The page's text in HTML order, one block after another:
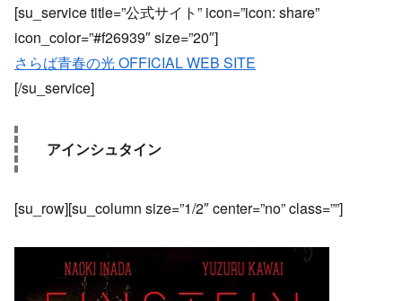
[su_service title=”公式サイト” icon=”icon: share”
icon_color=”#f26939″ size=”20″]
さらば青春の光 OFFICIAL WEB SITE
[/su_service]
アインシュタイン
[su_row][su_column size=”1/2″ center=”no” class=””]